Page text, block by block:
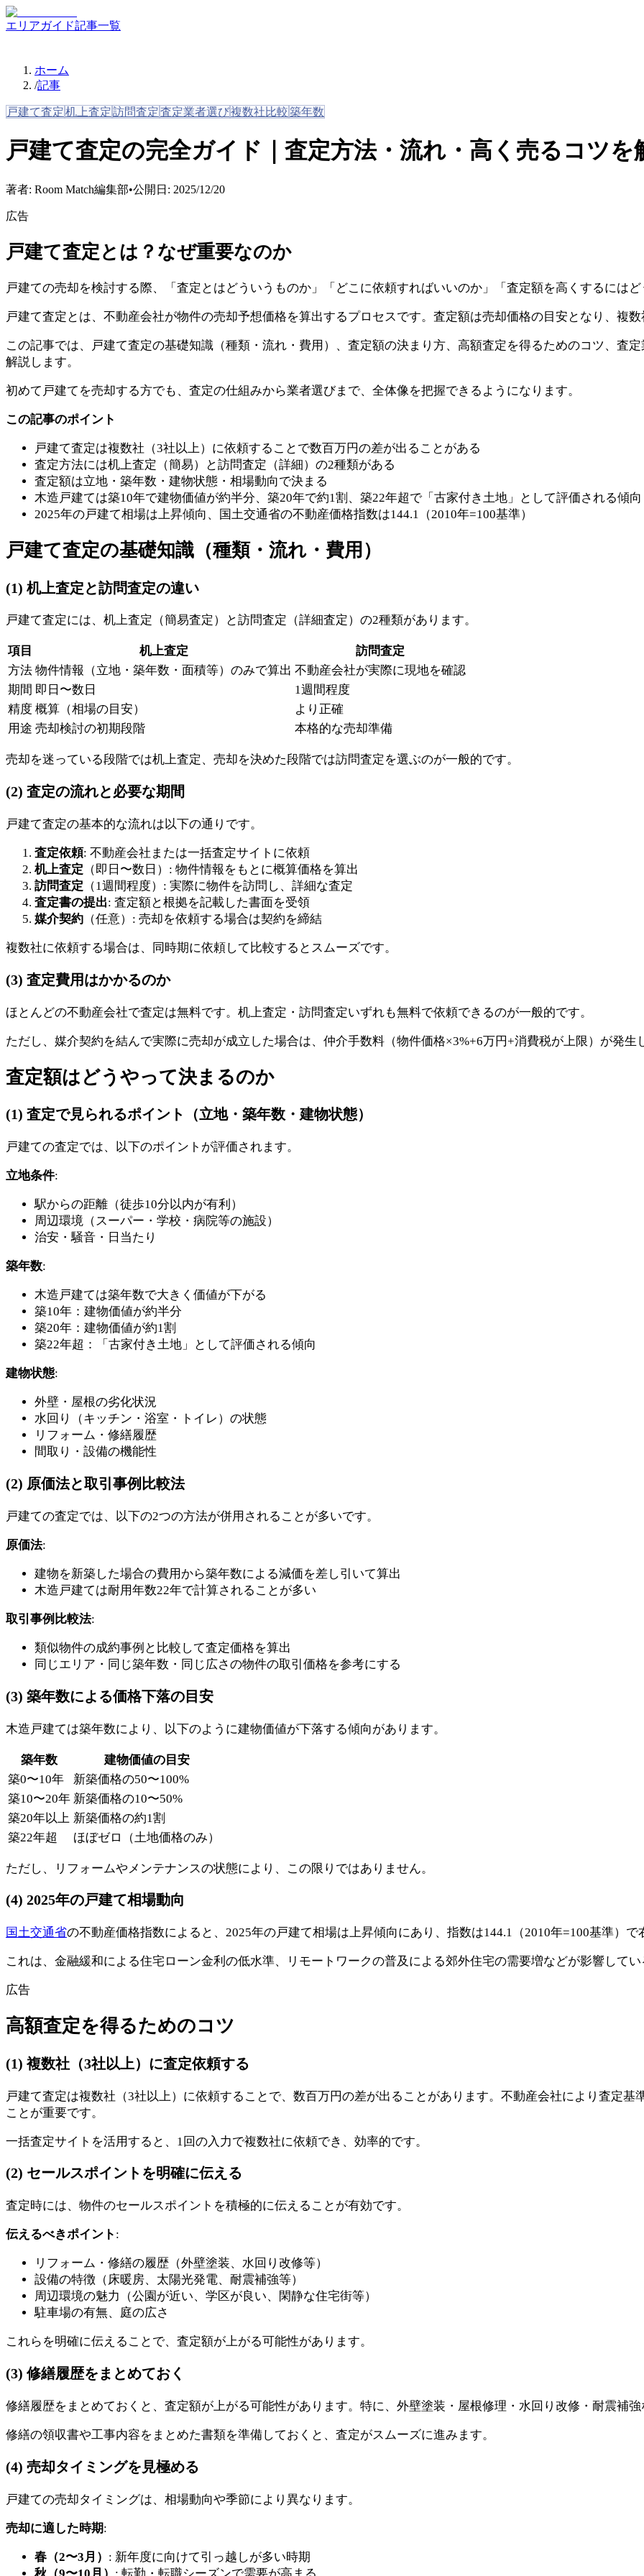
エリアガイド記事一覧
ホーム
/記事
戸建て査定机上査定訪問査定査定業者選び複数社比較築年数
戸建て査定の完全ガイド｜査定方法・流れ・高く売るコツを
著者: Room Match編集部•公開日: 2025/12/20
広告
戸建て査定とは？なぜ重要なのか
戸建ての売却を検討する際、「査定とはどういうものか」「どこに依頼すればいいのか」「査定額を高くするには
戸建て査定とは、不動産会社が物件の売却予想価格を算出するプロセスです。査定額は売却価格の目安となり、複
この記事では、戸建て査定の基礎知識（種類・流れ・費用）、査定額の決まり方、高額査定を得るためのコツ、査
解説します。
初めて戸建てを売却する方でも、査定の仕組みから業者選びまで、全体像を把握できるようになります。
この記事のポイント
戸建て査定は複数社（3社以上）に依頼することで数百万円の差が出ることがある
査定方法には机上査定（簡易）と訪問査定（詳細）の2種類がある
査定額は立地・築年数・建物状態・相場動向で決まる
木造戸建ては築10年で建物価値が約半分、築20年で約1割、築22年超で「古家付き土地」として評価される傾向
2025年の戸建て相場は上昇傾向、国土交通省の不動産価格指数は144.1（2010年=100基準）
戸建て査定の基礎知識（種類・流れ・費用）
(1) 机上査定と訪問査定の違い
戸建て査定には、机上査定（簡易査定）と訪問査定（詳細査定）の2種類があります。
項目 机上査定
訪問査定
方法 物件情報（立地・築年数・面積等）のみで算出 不動産会社が実際に現地を確認
期間 即日〜数日
1週間程度
精度 概算（相場の目安）
より正確
用途 売却検討の初期段階 本格的な売却準備
売却を迷っている段階では机上査定、売却を決めた段階では訪問査定を選ぶのが一般的です。
(2) 査定の流れと必要な期間
戸建て査定の基本的な流れは以下の通りです。
査定依頼: 不動産会社または一括査定サイトに依頼
机上査定 （即日〜数日）: 物件情報をもとに概算価格を算出
訪問査定 （1週間程度）: 実際に物件を訪問し、詳細な査定
査定書の提出: 査定額と根拠を記載した書面を受領
媒介契約 （任意）: 売却を依頼する場合は契約を締結
複数社に依頼する場合は、同時期に依頼して比較するとスムーズです。
(3) 査定費用はかかるのか
ほとんどの不動産会社で査定は無料です。机上査定・訪問査定いずれも無料で依頼できるのが一般的です。
ただし、媒介契約を結んで実際に売却が成立した場合は、仲介手数料（物件価格×3%+6万円+消費税が上限）が発生
査定額はどうやって決まるのか
(1) 査定で見られるポイント（立地・築年数・建物状態）
戸建ての査定では、以下のポイントが評価されます。
立地条件:
駅からの距離（徒歩10分以内が有利）
周辺環境（スーパー・学校・病院等の施設）
治安・騒音・日当たり
築年数:
木造戸建ては築年数で大きく価値が下がる
築10年：建物価値が約半分
築20年：建物価値が約1割
築22年超：「古家付き土地」として評価される傾向
建物状態:
外壁・屋根の劣化状況
水回り（キッチン・浴室・トイレ）の状態
リフォーム・修繕履歴
間取り・設備の機能性
(2) 原価法と取引事例比較法
戸建ての査定では、以下の2つの方法が併用されることが多いです。
原価法:
建物を新築した場合の費用から築年数による減価を差し引いて算出
木造戸建ては耐用年数22年で計算されることが多い
取引事例比較法:
類似物件の成約事例と比較して査定価格を算出
同じエリア・同じ築年数・同じ広さの物件の取引価格を参考にする
(3) 築年数による価格下落の目安
木造戸建ては築年数により、以下のように建物価値が下落する傾向があります。
築年数
建物価値の目安
築0〜10年
新築価格の50〜100%
築10〜20年 新築価格の10〜50%
築20年以上 新築価格の約1割
築22年超
ほぼゼロ（土地価格のみ）
ただし、リフォームやメンテナンスの状態により、この限りではありません。
(4) 2025年の戸建て相場動向
国土交通省の不動産価格指数によると、2025年の戸建て相場は上昇傾向にあり、指数は144.1（2010年=100基準）
これは、金融緩和による住宅ローン金利の低水準、リモートワークの普及による郊外住宅の需要増などが影響して
広告
高額査定を得るためのコツ
(1) 複数社（3社以上）に査定依頼する
戸建て査定は複数社（3社以上）に依頼することで、数百万円の差が出ることがあります。不動産会社により査定
ことが重要です。
一括査定サイトを活用すると、1回の入力で複数社に依頼でき、効率的です。
(2) セールスポイントを明確に伝える
査定時には、物件のセールスポイントを積極的に伝えることが有効です。
伝えるべきポイント :
リフォーム・修繕の履歴（外壁塗装、水回り改修等）
設備の特徴（床暖房、太陽光発電、耐震補強等）
周辺環境の魅力（公園が近い、学区が良い、閑静な住宅街等）
駐車場の有無、庭の広さ
これらを明確に伝えることで、査定額が上がる可能性があります。
(3) 修繕履歴をまとめておく
修繕履歴をまとめておくと、査定額が上がる可能性があります。特に、外壁塗装・屋根修理・水回り改修・耐震補
修繕の領収書や工事内容をまとめた書類を準備しておくと、査定がスムーズに進みます。
(4) 売却タイミングを見極める
戸建ての売却タイミングは、相場動向や季節により異なります。
売却に適した時期:
春（2〜3月） : 新年度に向けて引っ越しが多い時期